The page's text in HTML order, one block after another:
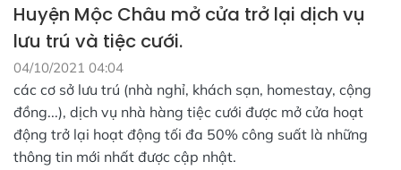
Huyện Mộc Châu mở cửa trở lại dịch vụ
lưu trú và tiệc cưới.
04/10/2021 04:04
các cơ sở lưu trú (nhà nghỉ, khách sạn, homestay, cộng
đồng...), dịch vụ nhà hàng tiệc cưới được mở cửa hoạt
động trở lại hoạt động tối đa 50% công suất là những
thông tin mới nhất được cập nhật.